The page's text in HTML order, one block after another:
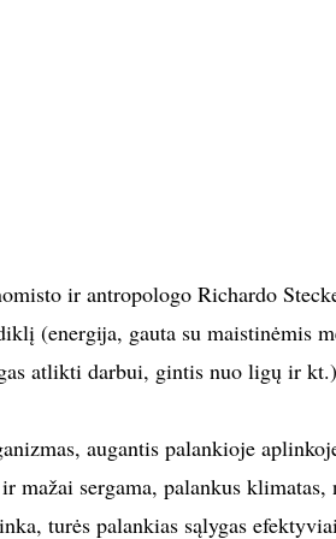
ir antropologo Richardo
(energija, gauta su maistinėmis
atlikti darbui, gintis nuo ligų ir
augantis palankioje
mažai sergama, palankus klimatas,
turės palankias sąlygas